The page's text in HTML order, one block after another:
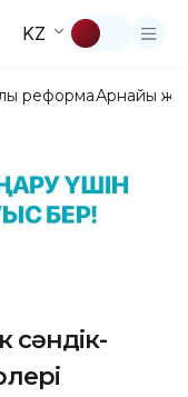
KZ
реформаАрнайы
сәндік-